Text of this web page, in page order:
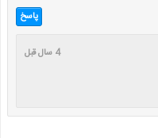
پاسخ
4 سال قبل